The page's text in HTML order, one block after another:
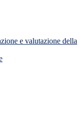
e valutazione della